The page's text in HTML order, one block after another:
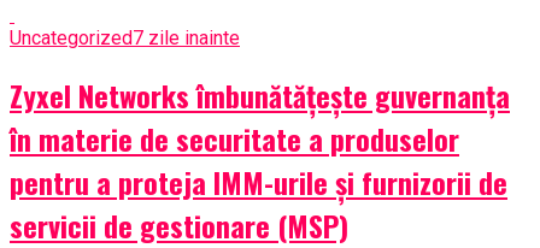
Uncategorized7 zile inainte
Zyxel Networks îmbunătățește guvernanța
în materie de securitate a produselor
pentru a proteja IMM-urile și furnizorii de
servicii de gestionare (MSP)